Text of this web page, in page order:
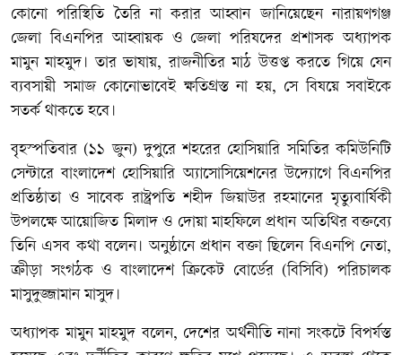
কোনো পরিস্থিতি তৈরি না করার আহ্বান জানিয়েছেন নারায়ণগঞ্জ
জেলা বিএনপির আহ্বায়ক ও জেলা পরিষদের প্রশাসক অধ্যাপক
মামুন মাহমুদ। তার ভাষায়, রাজনীতির মাঠ উত্তপ্ত করতে গিয়ে যেন
ব্যবসায়ী সমাজ কোনোভাবেই ক্ষতিগ্রস্ত না হয়, সে বিষয়ে সবাইকে
সতর্ক থাকতে হবে।
বৃহস্পতিবার (১১ জুন) দুপুরে শহরের হোসিয়ারি সমিতির কমিউনিটি
সেন্টারে বাংলাদেশ হোসিয়ারি অ্যাসোসিয়েশনের উদ্যোগে বিএনপির
প্রতিষ্ঠাতা ও সাবেক রাষ্ট্রপতি শহীদ জিয়াউর রহমানের মৃত্যুবার্ষিকী
উপলক্ষে আয়োজিত মিলাদ ও দোয়া মাহফিলে প্রধান অতিথির বক্তব্যে
তিনি এসব কথা বলেন। অনুষ্ঠানে প্রধান বক্তা ছিলেন বিএনপি নেতা,
ক্রীড়া সংগঠক ও বাংলাদেশ ক্রিকেট বোর্ডের (বিসিবি) পরিচালক
মাসুদুজ্জামান মাসুদ।
অধ্যাপক মামুন মাহমুদ বলেন, দেশের অর্থনীতি নানা সংকটে বিপর্যস্ত